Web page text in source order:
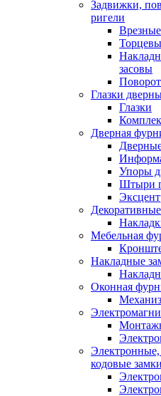
Задвижки,
ригели
засовы
Глазки
Глазки
Дверная
Упоры
Штыри
Мебельная
Накладные
Оконная
Электронные,
кодовые замки